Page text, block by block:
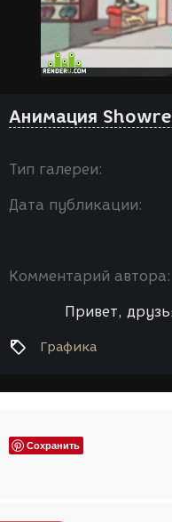
Анимация
Тип галереи:
Дата публикации:
Комментарий автора:
Графика
Сохранить